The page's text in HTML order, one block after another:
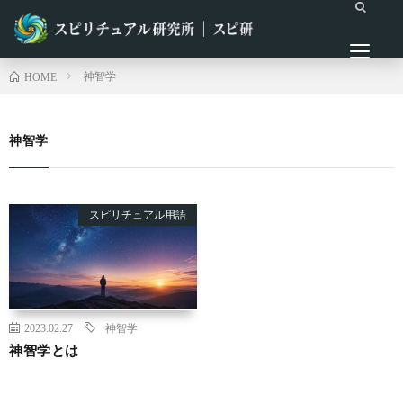
HOME 神智学
神智学
スピリチュアル用語
2023.02.27 神智学
神智学とは